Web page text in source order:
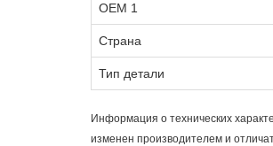
OEM 1
Страна
Тип детали
Информация о технических
изменен производителем и